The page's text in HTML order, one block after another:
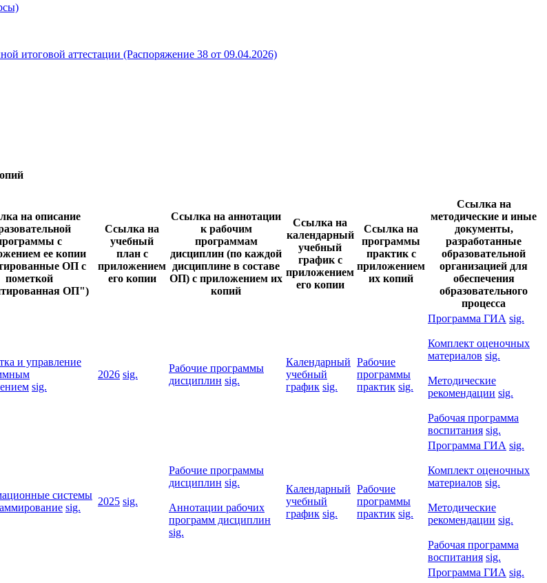
итоговой аттестации (Распоряжение 38 от 09.04.2026)
на описание
с
ее копии
ОП с
пометкой
ОП")
Ссылка на
учебный
план с
приложением
его копии
Ссылка на аннотации
к рабочим
программам
дисциплин (по каждой
дисциплине в составе
ОП) с приложением их
копий
Ссылка на
календарный
учебный
график с
приложением
его копии
Ссылка на
программы
практик с
приложением
их копий
Ссылка на
методические и иные
документы,
разработанные
образовательной
организацией для
обеспечения
образовательного
процесса
и управление
sig.
2026 sig.
Рабочие программы
дисциплин sig.
Календарный
учебный
график sig.
Рабочие
программы
практик sig.
Программа ГИА sig.
Комплект оценочных
материалов sig.
Методические
рекомендации sig.
Рабочая программа
воспитания sig.
системы
sig.
2025 sig.
Рабочие программы
дисциплин sig.
Аннотации рабочих
программ дисциплин
sig.
Календарный
учебный
график sig.
Рабочие
программы
практик sig.
Программа ГИА sig.
Комплект оценочных
материалов sig.
Методические
рекомендации sig.
Рабочая программа
воспитания sig.
Программа ГИА sig.